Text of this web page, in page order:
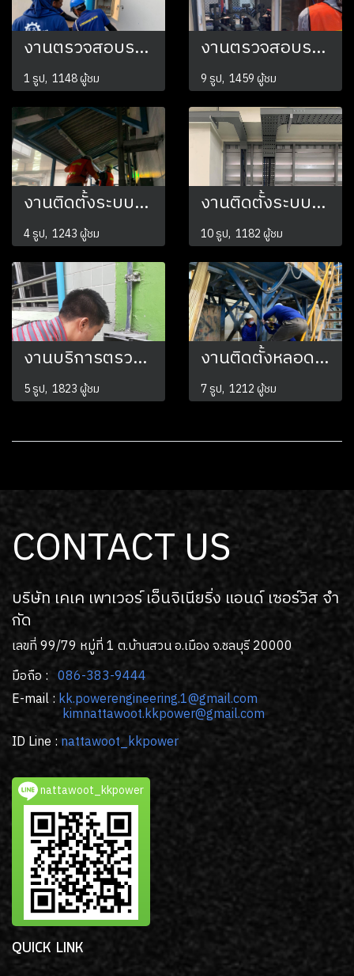
งานตรวจสอบระบบสายล่อฟ้าจุดต่อลงดิน ค่าความต้านทานดินที่จุด Ground Box
1 รูป, 1148 ผู้ชม
งานตรวจสอบระบบไฟฟ้า ทำความสะอาดตู้ MDB
9 รูป, 1459 ผู้ชม
งานติดตั้งระบบแสงสว่างโคมไฟ LED 18w
4 รูป, 1243 ผู้ชม
งานติดตั้งระบบไฟฟ้าภายในโรงงาน
10 รูป, 1182 ผู้ชม
งานบริการตรวจเช็คค่าความต้านทานดิน
5 รูป, 1823 ผู้ชม
งานติดตั้งหลอด HIBAY LED 200w
7 รูป, 1212 ผู้ชม
CONTACT US
บริษัท เคเค เพาเวอร์ เอ็นจิเนียริ่ง แอนด์ เซอร์วิส จํา
กัด
เลขที่ 99/79 หมู่ที่ 1 ต.บ้านสวน อ.เมือง จ.ชลบุรี 20000
มือถือ : 086-383-9444
E-mail : kk.powerengineering.1@gmail.com
kimnattawoot.kkpower@gmail.com
ID Line : nattawoot_kkpower
nattawoot_kkpower
QUICK LINK